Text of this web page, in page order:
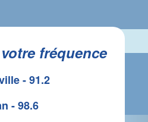
fréquence
- 91.2
- 98.6